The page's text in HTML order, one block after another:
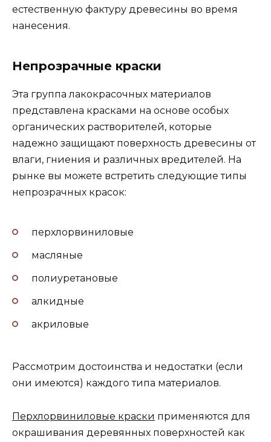
естественную фактуру древесины во время
нанесения.
Непрозрачные краски
Эта группа лакокрасочных материалов
представлена красками на основе особых
органических растворителей, которые
надежно защищают поверхность древесины от
влаги, гниения и различных вредителей. На
рынке вы можете встретить следующие типы
непрозрачных красок:
перхлорвиниловые
масляные
полиуретановые
алкидные
акриловые
Рассмотрим достоинства и недостатки (если
они имеются) каждого типа материалов.
Перхлорвиниловые краски применяются для
окрашивания деревянных поверхностей как